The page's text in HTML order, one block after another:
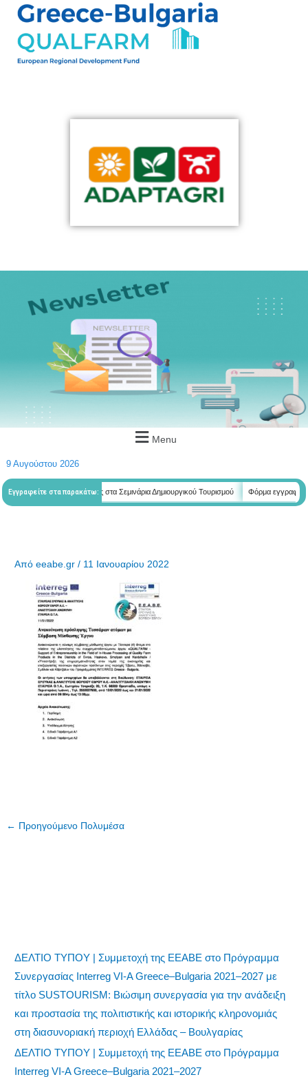
Menu
9 Αυγούστου 2026
Εγγραφείτε στα παρακάτω:
Φόρμα εγγραφής στα Σεμινάρια Δημιουργικού Τουρισμού Φόρμα εγγραφής
Απόeeabe.gr/ 11 Ιανουαρίου 2022
← Προηγούμενο Πολυμέσα
ΔΕΛΤΙΟ ΤΥΠΟΥ | Συμμετοχή της ΕΕΑΒΕ στο Πρόγραμμα
Συνεργασίας Interreg VI-A Greece–Bulgaria 2021–2027 με
τίτλο SUSTOURISM: Βιώσιμη συνεργασία για την ανάδειξη
και προστασία της πολιτιστικής και ιστορικής κληρονομιάς
στη διασυνοριακή περιοχή Ελλάδας – Βουλγαρίας
ΔΕΛΤΙΟ ΤΥΠΟΥ | Συμμετοχή της ΕΕΑΒΕ στο Πρόγραμμα
Interreg VI-A Greece–Bulgaria 2021–2027